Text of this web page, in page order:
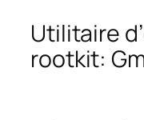
Utilitaire
rootkit: